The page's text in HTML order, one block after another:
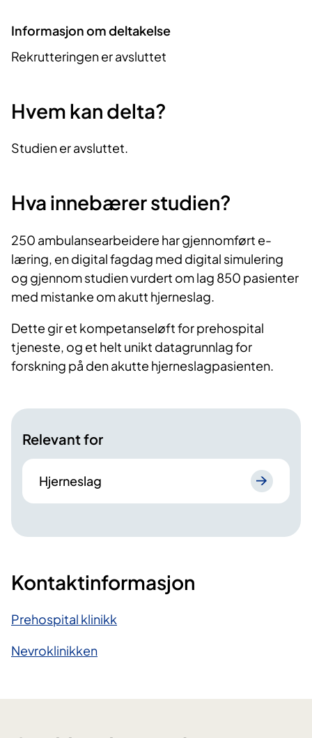
Informasjon om deltakelse
Rekrutteringen er avsluttet
Hvem kan delta?
Studien er avsluttet.
Hva innebærer studien?
250 ambulansearbeidere har gjennomført e-
læring, en digital fagdag med digital simulering
og gjennom studien vurdert om lag 850 pasienter
med mistanke om akutt hjerneslag.
Dette gir et kompetanseløft for prehospital
tjeneste, og et helt unikt datagrunnlag for
forskning på den akutte hjerneslagpasienten.
Relevant for
Hjerneslag
Kontaktinformasjon
Prehospital klinikk
Nevroklinikken